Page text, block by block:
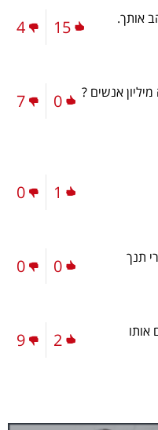
אותך. 15
4
אנשים ?
0
7
1
0
תנך 0
0
אותו 2
9